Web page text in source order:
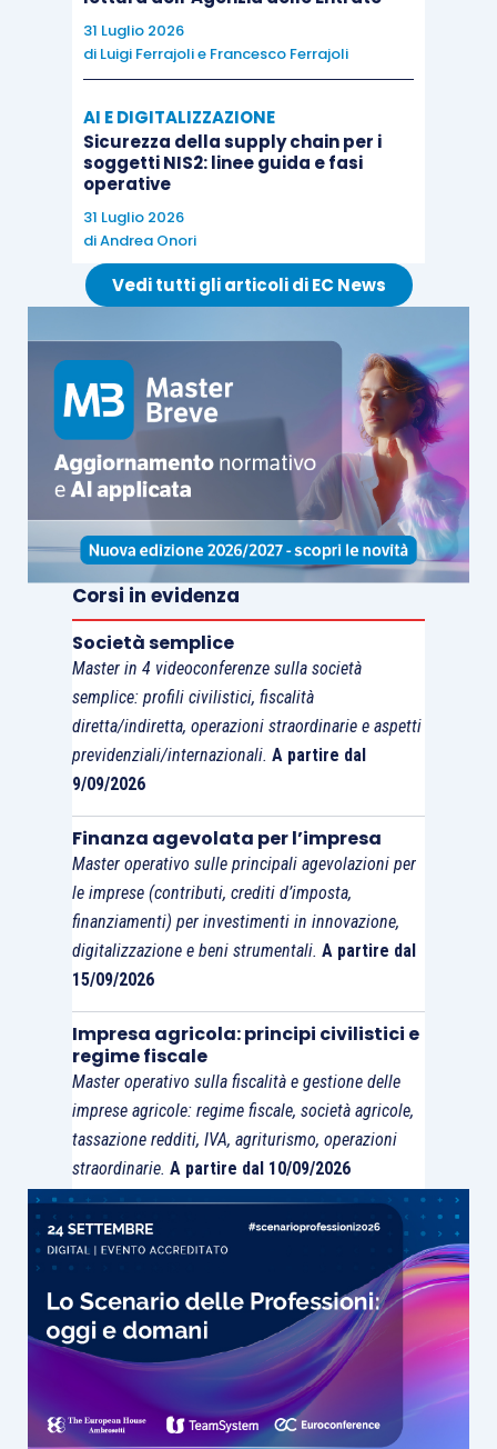
31 Luglio 2026
di Luigi Ferrajolie Francesco Ferrajoli
AI E DIGITALIZZAZIONE
Sicurezza della supply chain per i
soggetti NIS2: linee guida e fasi
operative
31 Luglio 2026
diAndrea Onori
Vedi tutti gli articoli di EC News
Corsi in evidenza
Società semplice
Master in 4 videoconferenze sulla società
semplice: profili civilistici, fiscalità
diretta/indiretta, operazioni straordinarie e aspetti
previdenziali/internazionali. A partire dal
9/09/2026
Finanza agevolata per l’impresa
Master operativo sulle principali agevolazioni per
le imprese (contributi, crediti d’imposta,
finanziamenti) per investimenti in innovazione,
digitalizzazione e beni strumentali. A partire dal
15/09/2026
Impresa agricola: principi civilistici e
regime fiscale
Master operativo sulla fiscalità e gestione delle
imprese agricole: regime fiscale, società agricole,
tassazione redditi, IVA, agriturismo, operazioni
straordinarie. A partire dal 10/09/2026